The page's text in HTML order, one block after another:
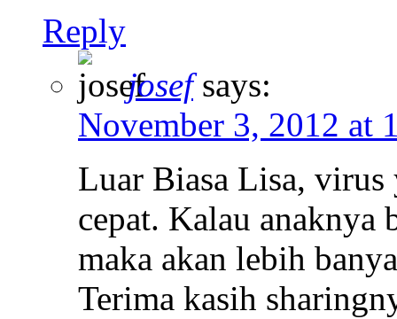
Reply
josef says:
November 3, 2012 at
Luar Biasa Lisa, virus
cepat. Kalau anaknya
maka akan lebih
Terima kasih